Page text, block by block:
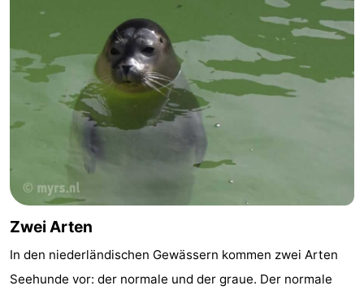
Haamstede
Frühstück)
Strand
Sehen
Denkmäler
Kirchen
-
Mühlen
-
Zwei Arten
In den niederländischen Gewässern kommen zwei Arten
Seehunde vor: der normale und der graue. Der normale